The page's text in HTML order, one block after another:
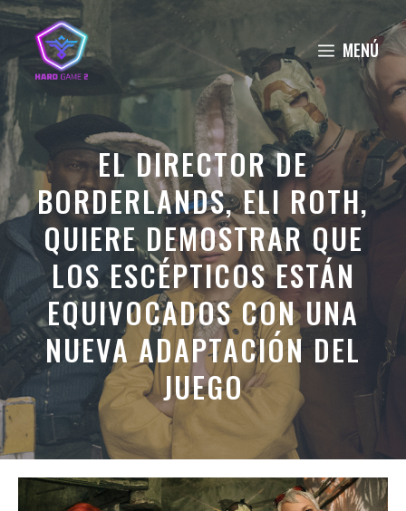
Saltar
contenido
MENÚ
EL DIRECTOR DE
BORDERLANDS, ELI ROTH,
QUIERE DEMOSTRAR QUE
LOS ESCÉPTICOS ESTÁN
EQUIVOCADOS CON UNA
NUEVA ADAPTACIÓN DEL
JUEGO